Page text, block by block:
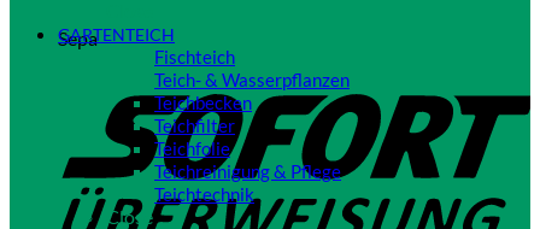
Sepa
GARTENTEICH
Fischteich
Teich- & Wasserpflanzen
Teichbecken
Teichfilter
Teichfolie
Teichreinigung & Pflege
Teichtechnik
Close